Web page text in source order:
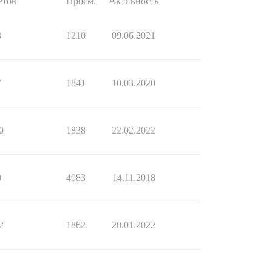
1210 09.06.2021
1841 10.03.2020
1838 22.02.2022
4083 14.11.2018
1862 20.01.2022